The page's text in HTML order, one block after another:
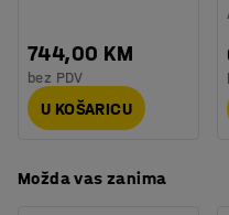
744,00 KM
bez PDV
U KOŠARICU
Možda vas zanima